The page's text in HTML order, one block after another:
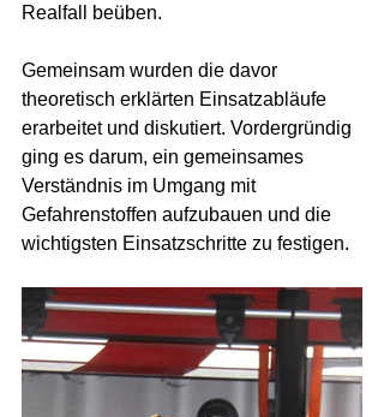
Realfall beüben.
Gemeinsam wurden die davor
theoretisch erklärten Einsatzabläufe
erarbeitet und diskutiert. Vordergründig
ging es darum, ein gemeinsames
Verständnis im Umgang mit
Gefahrenstoffen aufzubauen und die
wichtigsten Einsatzschritte zu festigen.